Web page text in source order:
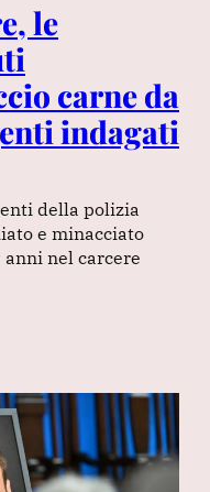
le
carne da
indagati
della polizia
e minacciato
nel carcere